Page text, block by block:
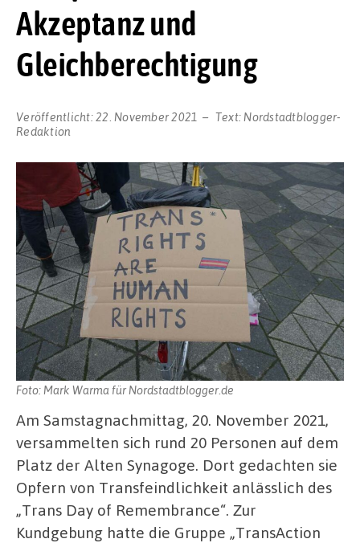
Akzeptanz und
Gleichberechtigung
Veröffentlicht:22. November 2021 Text: Nordstadtblogger-
Redaktion
Foto: Mark Warma für Nordstadtblogger.de
Am Samstagnachmittag, 20. November 2021,
versammelten sich rund 20 Personen auf dem
Platz der Alten Synagoge. Dort gedachten sie
Opfern von Transfeindlichkeit anlässlich des
„Trans Day of Remembrance“. Zur
Kundgebung hatte die Gruppe „TransAction